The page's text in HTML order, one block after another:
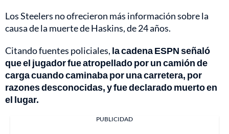
Los Steelers no ofrecieron más información sobre la
causa de la muerte de Haskins, de 24 años.
Citando fuentes policiales, la cadena ESPN señaló
que el jugador fue atropellado por un camión de
carga cuando caminaba por una carretera, por
razones desconocidas, y fue declarado muerto en
el lugar.
PUBLICIDAD